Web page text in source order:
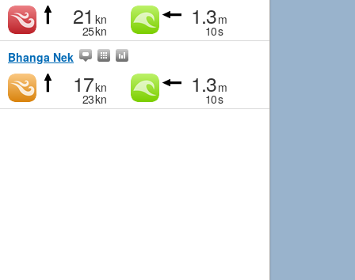
21 kn
25kn
1.3m
10s
Bhanga Nek
17kn
23kn
1.3m
10s